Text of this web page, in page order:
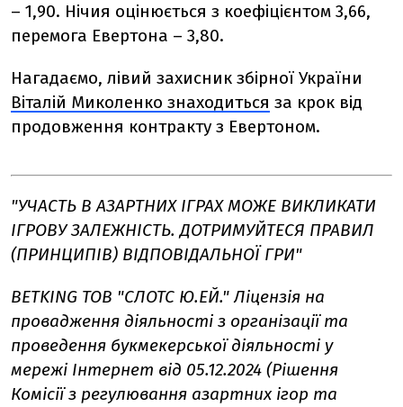
– 1,90. Нічия оцінюється з коефіцієнтом 3,66,
перемога Евертона – 3,80.
Нагадаємо, лівий захисник збірної України
Віталій Миколенко знаходиться за крок від
продовження контракту з Евертоном.
"УЧАСТЬ В АЗАРТНИХ ІГРАХ МОЖЕ ВИКЛИКАТИ
ІГРОВУ ЗАЛЕЖНІСТЬ. ДОТРИМУЙТЕСЯ ПРАВИЛ
(ПРИНЦИПІВ) ВІДПОВІДАЛЬНОЇ ГРИ"
BETKING ТОВ "СЛОТС Ю.ЕЙ." Ліцензія на
провадження діяльності з організації та
проведення букмекерської діяльності у
мережі Інтернет від 05.12.2024 (Рішення
Комісії з регулювання азартних ігор та